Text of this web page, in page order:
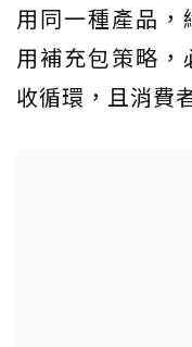
用同一種產品
用補充包策略
收循環，且消費